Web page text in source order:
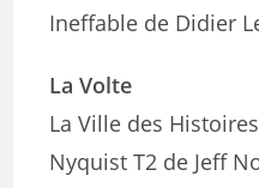
Ineffable de Didier
La Volte
La Ville des
Nyquist T2 de Jeff